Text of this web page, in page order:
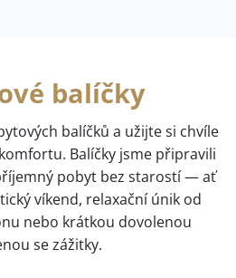
balíčky
balíčků a užijte si chvíle
Balíčky jsme připravili
pobyt bez starostí — ať
víkend, relaxační únik od
nebo krátkou dovolenou
se zážitky.